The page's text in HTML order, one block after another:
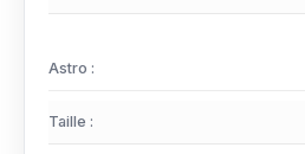
Astro :
Taille :